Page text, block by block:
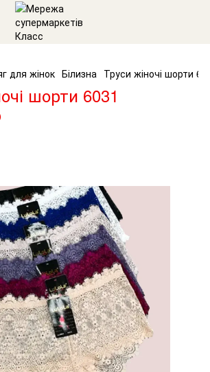
для жінок Білизна Труси жіночі шорти
шорти 6031